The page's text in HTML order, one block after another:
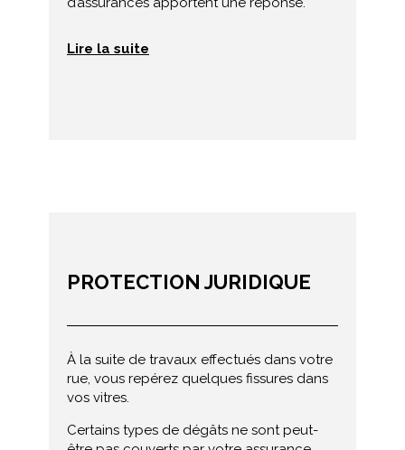
Lire la suite
PROTECTION JURIDIQUE
À la suite de travaux effectués dans votre
rue, vous repérez quelques fissures dans
vos vitres.
Certains types de dégâts ne sont peut-